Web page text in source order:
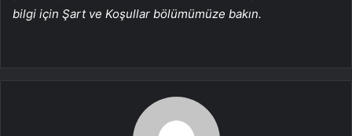
bilgi için Şart ve Koşullar bölümümüze bakın.